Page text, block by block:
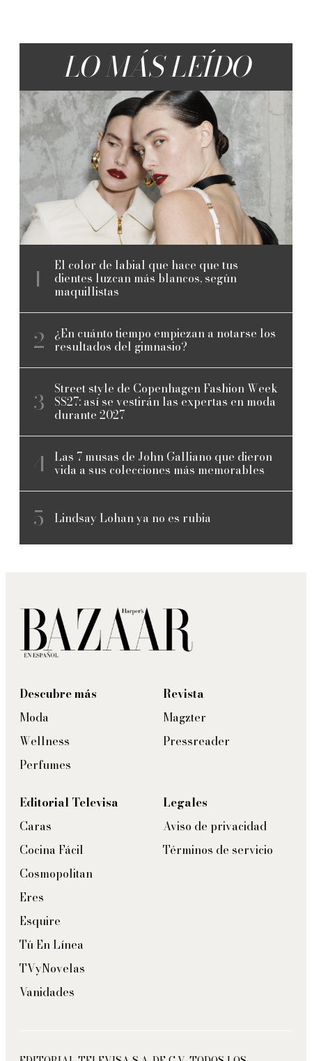
LO MÁS LEÍDO
El color de labial que hace que tus
dientes luzcan más blancos, según
maquillistas
¿En cuánto tiempo empiezan a notarse los
resultados del gimnasio?
Street style de Copenhagen Fashion Week
SS27: así se vestirán las expertas en moda
durante 2027
Las 7 musas de John Galliano que dieron
vida a sus colecciones más memorables
Lindsay Lohan ya no es rubia
Descubre más
Moda
Wellness
Perfumes
Revista
Magzter
Pressreader
Editorial Televisa
Caras
Cocina Fácil
Cosmopolitan
Eres
Esquire
Tú En Línea
TVyNovelas
Vanidades
Legales
Aviso de privacidad
Términos de servicio